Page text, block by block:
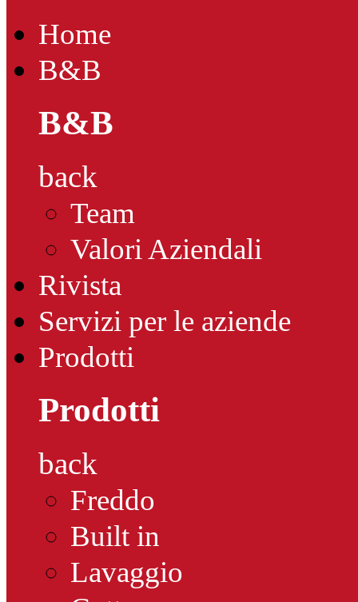
Home
B&B
B&B
back
Team
Valori Aziendali
Rivista
Servizi per le aziende
Prodotti
Prodotti
back
Freddo
Built in
Lavaggio